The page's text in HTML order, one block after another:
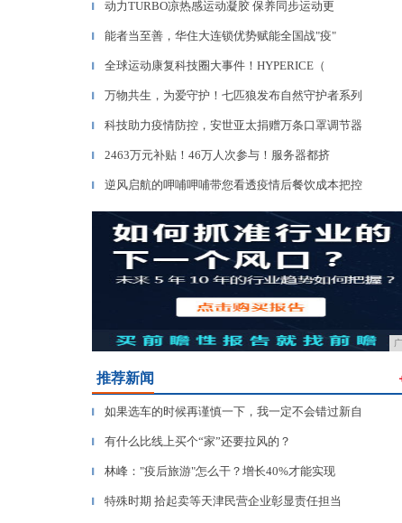
▎ 动力TURBO凉热感运动凝胶 保养同步运动更
▎ 能者当至善，华住大连锁优势赋能全国战"疫"
▎ 全球运动康复科技圈大事件！HYPERICE（
▎ 万物共生，为爱守护！七匹狼发布自然守护者系列
▎ 科技助力疫情防控，安世亚太捐赠万条口罩调节器
▎ 2463万元补贴！46万人次参与！服务器都挤
▎ 逆风启航的呷哺呷哺带您看透疫情后餐饮成本把控
推荐新闻
▎ 如果选车的时候再谨慎一下，我一定不会错过新自
▎ 有什么比线上买个“家”还要拉风的？
▎ 林峰："疫后旅游"怎么干？增长40%才能实现
▎ 特殊时期 拾起卖等天津民营企业彰显责任担当